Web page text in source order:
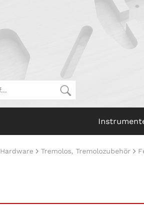
Hardware Tremolos, Tremolozubehör